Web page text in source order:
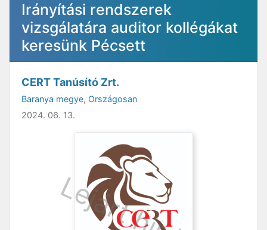
Irányítási rendszerek
vizsgálatára auditor kollégákat
keresünk Pécsett
CERT Tanúsító Zrt.
Baranya megye, Országosan
2024. 06. 13.